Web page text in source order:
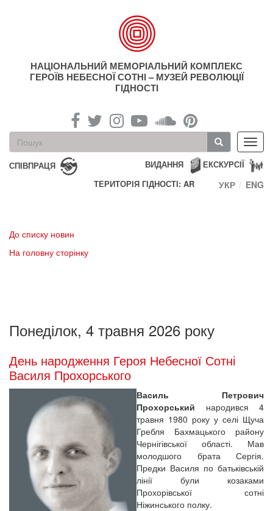
НАЦІОНАЛЬНИЙ МЕМОРІАЛЬНИЙ КОМПЛЕКС
ГЕРОЇВ НЕБЕСНОЇ СОТНІ – МУЗЕЙ РЕВОЛЮЦІЇ
ГІДНОСТІ
Пошукова
форма
Пошук
СПІВПРАЦЯ ЕКСКУРСІЇ
ВИДАННЯ
ТЕРИТОРІЯ ГІДНОСТІ: AR
УКР ENG
До списку новин
На головну сторінку
Понеділок, 4 травня 2026 року
День народження Героя Небесної Сотні
Василя Прохорського
Василь Петрович
Прохорський народився 4
травня 1980 року у селі Щуча
Гребля Бахмацького району
Чернігівської області. Мав
молодшого брата Сергія.
Предки Василя по батьківській
лінії були козаками
Прохорівської сотні
Ніжинського полку.